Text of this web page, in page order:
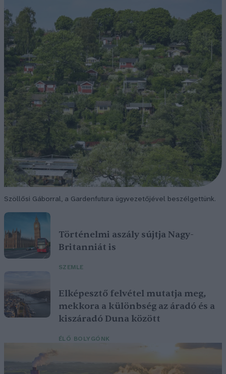
Szöllősi Gáborral, a Gardenfutura ügyvezetőjével beszélgettünk.
Történelmi aszály sújtja Nagy-
Britanniát is
SZEMLE
Elképesztő felvétel mutatja meg,
mekkora a különbség az áradó és a
kiszáradó Duna között
ÉLŐ BOLYGÓNK